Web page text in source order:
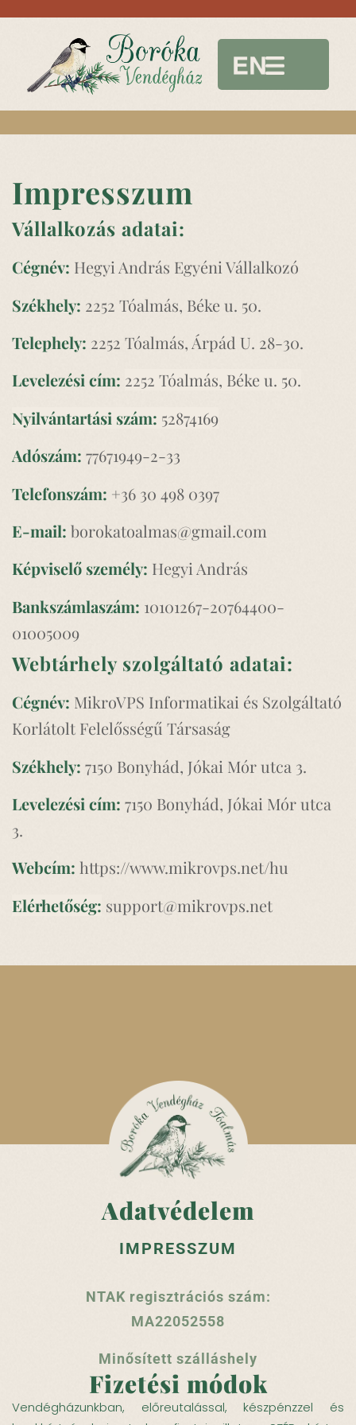
Impresszum
Vállalkozás adatai:
Cégnév: Hegyi András Egyéni Vállalkozó
Székhely: 2252 Tóalmás, Béke u. 50.
Telephely: 2252 Tóalmás, Árpád U. 28-30.
Levelezési cím: 2252 Tóalmás, Béke u. 50.
Nyilvántartási szám: 52874169
Adószám: 77671949-2-33
Telefonszám: +36 30 498 0397
E-mail: borokatoalmas@gmail.com
Képviselő személy: Hegyi András
Bankszámlaszám: 10101267-20764400-
01005009
Webtárhely szolgáltató adatai:
Cégnév: MikroVPS Informatikai és Szolgáltató
Korlátolt Felelősségű Társaság
Székhely: 7150 Bonyhád, Jókai Mór utca 3.
Levelezési cím: 7150 Bonyhád, Jókai Mór utca
3.
Webcím: https://www.mikrovps.net/hu
Elérhetőség: support@mikrovps.net
Adatvédelem
IMPRESSZUM
NTAK regisztrációs szám:
MA22052558
Minősített szálláshely
Fizetési módok
Vendégházunkban, előreutalással, készpénzzel és